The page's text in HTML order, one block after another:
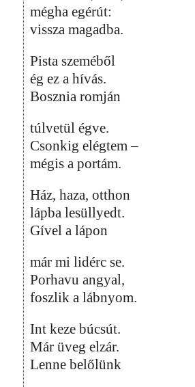
mégha egérút:
vissza magadba.
Pista szeméből
ég ez a hívás.
Bosznia romján
túlvetül égve.
Csonkig elégtem –
mégis a portám.
Ház, haza, otthon
lápba lesüllyedt.
Gível a lápon
már mi lidérc se.
Porhavu angyal,
foszlik a lábnyom.
Int keze búcsút.
Már üveg elzár.
Lenne belőlünk